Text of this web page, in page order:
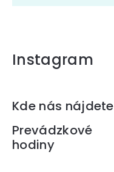
Instagram
Zápätie
Kde nás nájdete
Prevádzkové
hodiny